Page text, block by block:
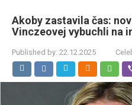
Akoby zastavila čas:
Vinczeovej vybuchli na
Published by: 22.12.2025